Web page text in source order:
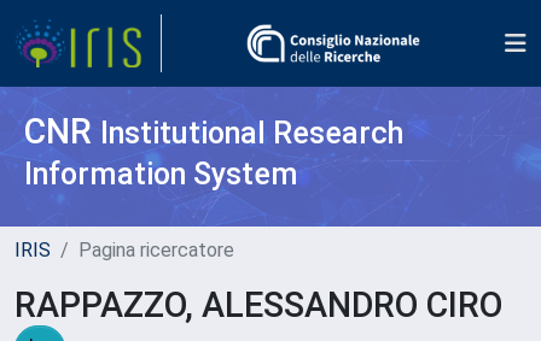
CNR Institutional Research
Information System
IRIS Pagina ricercatore
RAPPAZZO, ALESSANDRO CIRO